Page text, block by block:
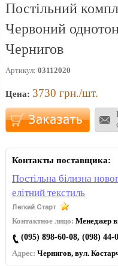
Постільний
Червоний
Чернигов
Артикул: 03112020
Цена: 3730 грн./шт.
Контакты поставщика:
Постільна білизна
елітний текстиль
Контактное лицо: Менеджер
(095) 898-60-08, (098) 44-
Адрес: Чернигов, вул.